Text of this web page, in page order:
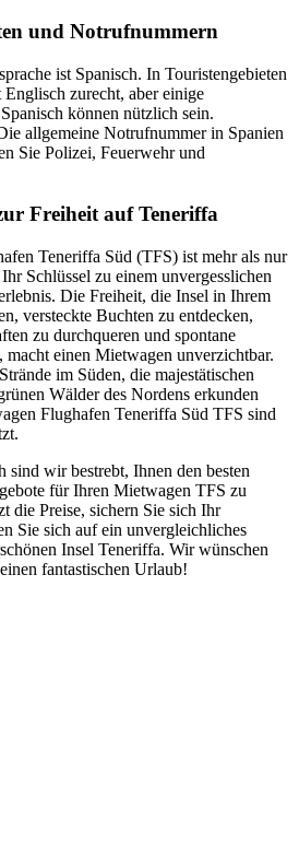
und Notrufnummern
ist Spanisch. In Touristengebieten
zurecht, aber einige
können nützlich sein.
allgemeine Notrufnummer in Spanien
Sie Polizei, Feuerwehr und
Freiheit auf Teneriffa
Teneriffa Süd (TFS) ist mehr als nur
Schlüssel zu einem unvergesslichen
Die Freiheit, die Insel in Ihrem
versteckte Buchten zu entdecken,
zu durchqueren und spontane
macht einen Mietwagen unverzichtbar.
im Süden, die majestätischen
Wälder des Nordens erkunden
Flughafen Teneriffa Süd TFS sind
sind wir bestrebt, Ihnen den besten
für Ihren Mietwagen TFS zu
die Preise, sichern Sie sich Ihr
Sie sich auf ein unvergleichliches
Insel Teneriffa. Wir wünschen
fantastischen Urlaub!